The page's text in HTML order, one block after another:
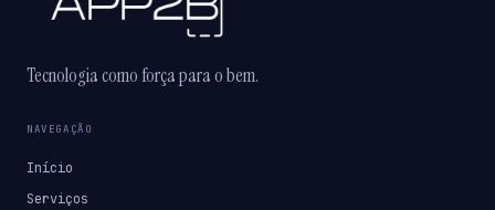
Tecnologia como força para o bem.
NAVEGAÇÃO
Início
Serviços